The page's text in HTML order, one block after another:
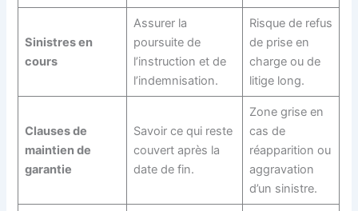
Sinistres en
cours
Assurer la
poursuite de
l’instruction et de
l’indemnisation.
Risque de refus
de prise en
charge ou de
litige long.
Clauses de
maintien de
garantie
Savoir ce qui reste
couvert après la
date de fin.
Zone grise en
cas de
réapparition ou
aggravation
d’un sinistre.